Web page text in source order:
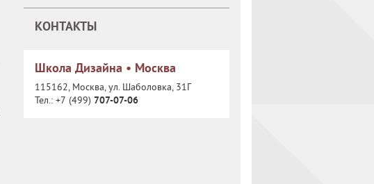
КОНТАКТЫ
Школа Дизайна • Москва
115162, Москва, ул. Шаболовка, 31Г
Тел.: +7 (499) 707-07-06